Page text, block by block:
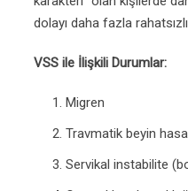
dolayı daha fazla
VSS ile İlişkili Durumlar:
Migren
Travmatik beyin
Servikal instabilite